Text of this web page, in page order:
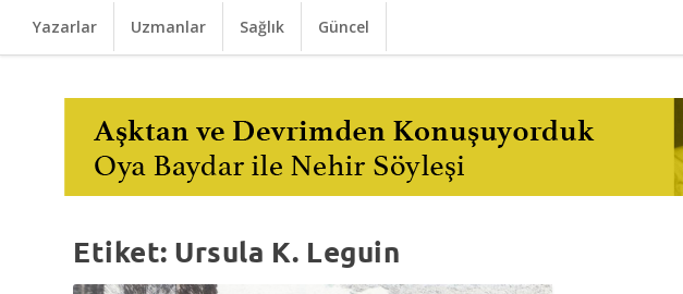
Yazarlar Uzmanlar Sağlık Güncel
Etiket: Ursula K. Leguin